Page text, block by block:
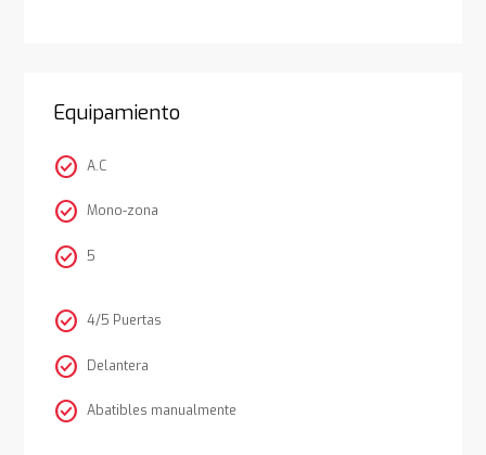
Equipamiento
check_circle A.C
check_circle Mono-zona
check_circle 5
check_circle 4/5 Puertas
check_circle Delantera
check_circle Abatibles manualmente